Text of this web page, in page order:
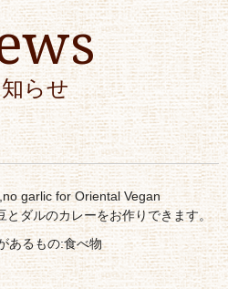
らせ
garlic for Oriental Vegan
とダルのカレーをお作りできます。